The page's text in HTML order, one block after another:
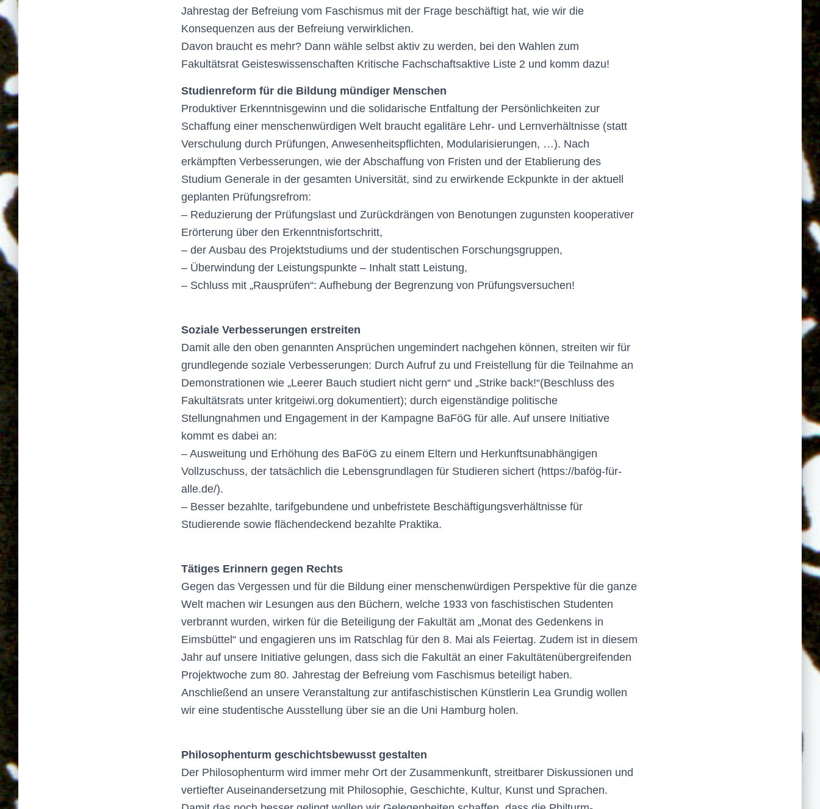
Jahrestag der Befreiung vom Faschismus mit der Frage beschäftigt hat, wie wir die
Konsequenzen aus der Befreiung verwirklichen.
Davon braucht es mehr? Dann wähle selbst aktiv zu werden, bei den Wahlen zum
Fakultätsrat Geisteswissenschaften Kritische Fachschaftsaktive Liste 2 und komm dazu!
Studienreform für die Bildung mündiger Menschen
Produktiver Erkenntnisgewinn und die solidarische Entfaltung der Persönlichkeiten zur
Schaffung einer menschenwürdigen Welt braucht egalitäre Lehr- und Lernverhältnisse (statt
Verschulung durch Prüfungen, Anwesenheitspflichten, Modularisierungen, …). Nach
erkämpften Verbesserungen, wie der Abschaffung von Fristen und der Etablierung des
Studium Generale in der gesamten Universität, sind zu erwirkende Eckpunkte in der aktuell
geplanten Prüfungsrefrom:
– Reduzierung der Prüfungslast und Zurückdrängen von Benotungen zugunsten kooperativer
Erörterung über den Erkenntnisfortschritt,
– der Ausbau des Projektstudiums und der studentischen Forschungsgruppen,
– Überwindung der Leistungspunkte – Inhalt statt Leistung,
– Schluss mit „Rausprüfen“: Aufhebung der Begrenzung von Prüfungsversuchen!
Soziale Verbesserungen erstreiten
Damit alle den oben genannten Ansprüchen ungemindert nachgehen können, streiten wir für
grundlegende soziale Verbesserungen: Durch Aufruf zu und Freistellung für die Teilnahme an
Demonstrationen wie „Leerer Bauch studiert nicht gern“ und „Strike back!“(Beschluss des
Fakultätsrats unter kritgeiwi.org dokumentiert); durch eigenständige politische
Stellungnahmen und Engagement in der Kampagne BaFöG für alle. Auf unsere Initiative
kommt es dabei an:
– Ausweitung und Erhöhung des BaFöG zu einem Eltern und Herkunftsunabhängigen
Vollzuschuss, der tatsächlich die Lebensgrundlagen für Studieren sichert (https://bafög-für-
alle.de/).
– Besser bezahlte, tarifgebundene und unbefristete Beschäftigungsverhältnisse für
Studierende sowie flächendeckend bezahlte Praktika.
Tätiges Erinnern gegen Rechts
Gegen das Vergessen und für die Bildung einer menschenwürdigen Perspektive für die ganze
Welt machen wir Lesungen aus den Büchern, welche 1933 von faschistischen Studenten
verbrannt wurden, wirken für die Beteiligung der Fakultät am „Monat des Gedenkens in
Eimsbüttel“ und engagieren uns im Ratschlag für den 8. Mai als Feiertag. Zudem ist in diesem
Jahr auf unsere Initiative gelungen, dass sich die Fakultät an einer Fakultätenübergreifenden
Projektwoche zum 80. Jahrestag der Befreiung vom Faschismus beteiligt haben.
Anschließend an unsere Veranstaltung zur antifaschistischen Künstlerin Lea Grundig wollen
wir eine studentische Ausstellung über sie an die Uni Hamburg holen.
Philosophenturm geschichtsbewusst gestalten
Der Philosophenturm wird immer mehr Ort der Zusammenkunft, streitbarer Diskussionen und
vertiefter Auseinandersetzung mit Philosophie, Geschichte, Kultur, Kunst und Sprachen.